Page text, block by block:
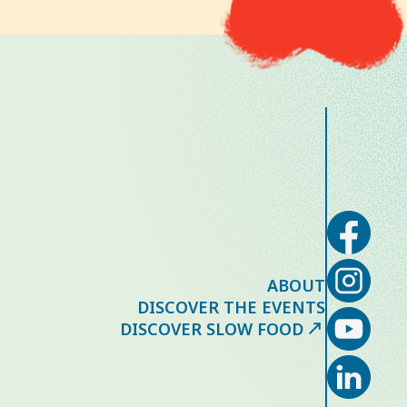
ABOUT
DISCOVER THE EVENTS
DISCOVER SLOW FOOD